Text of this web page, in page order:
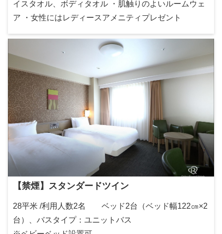
イスタオル、ボディタオル ・肌触りのよいルームウェ
ア ・女性にはレディースアメニティプレゼント
【禁煙】スタンダードツイン
28平米 /利用人数2名 ベッド2台（ベッド幅122㎝×2
台）、バスタイプ：ユニットバス